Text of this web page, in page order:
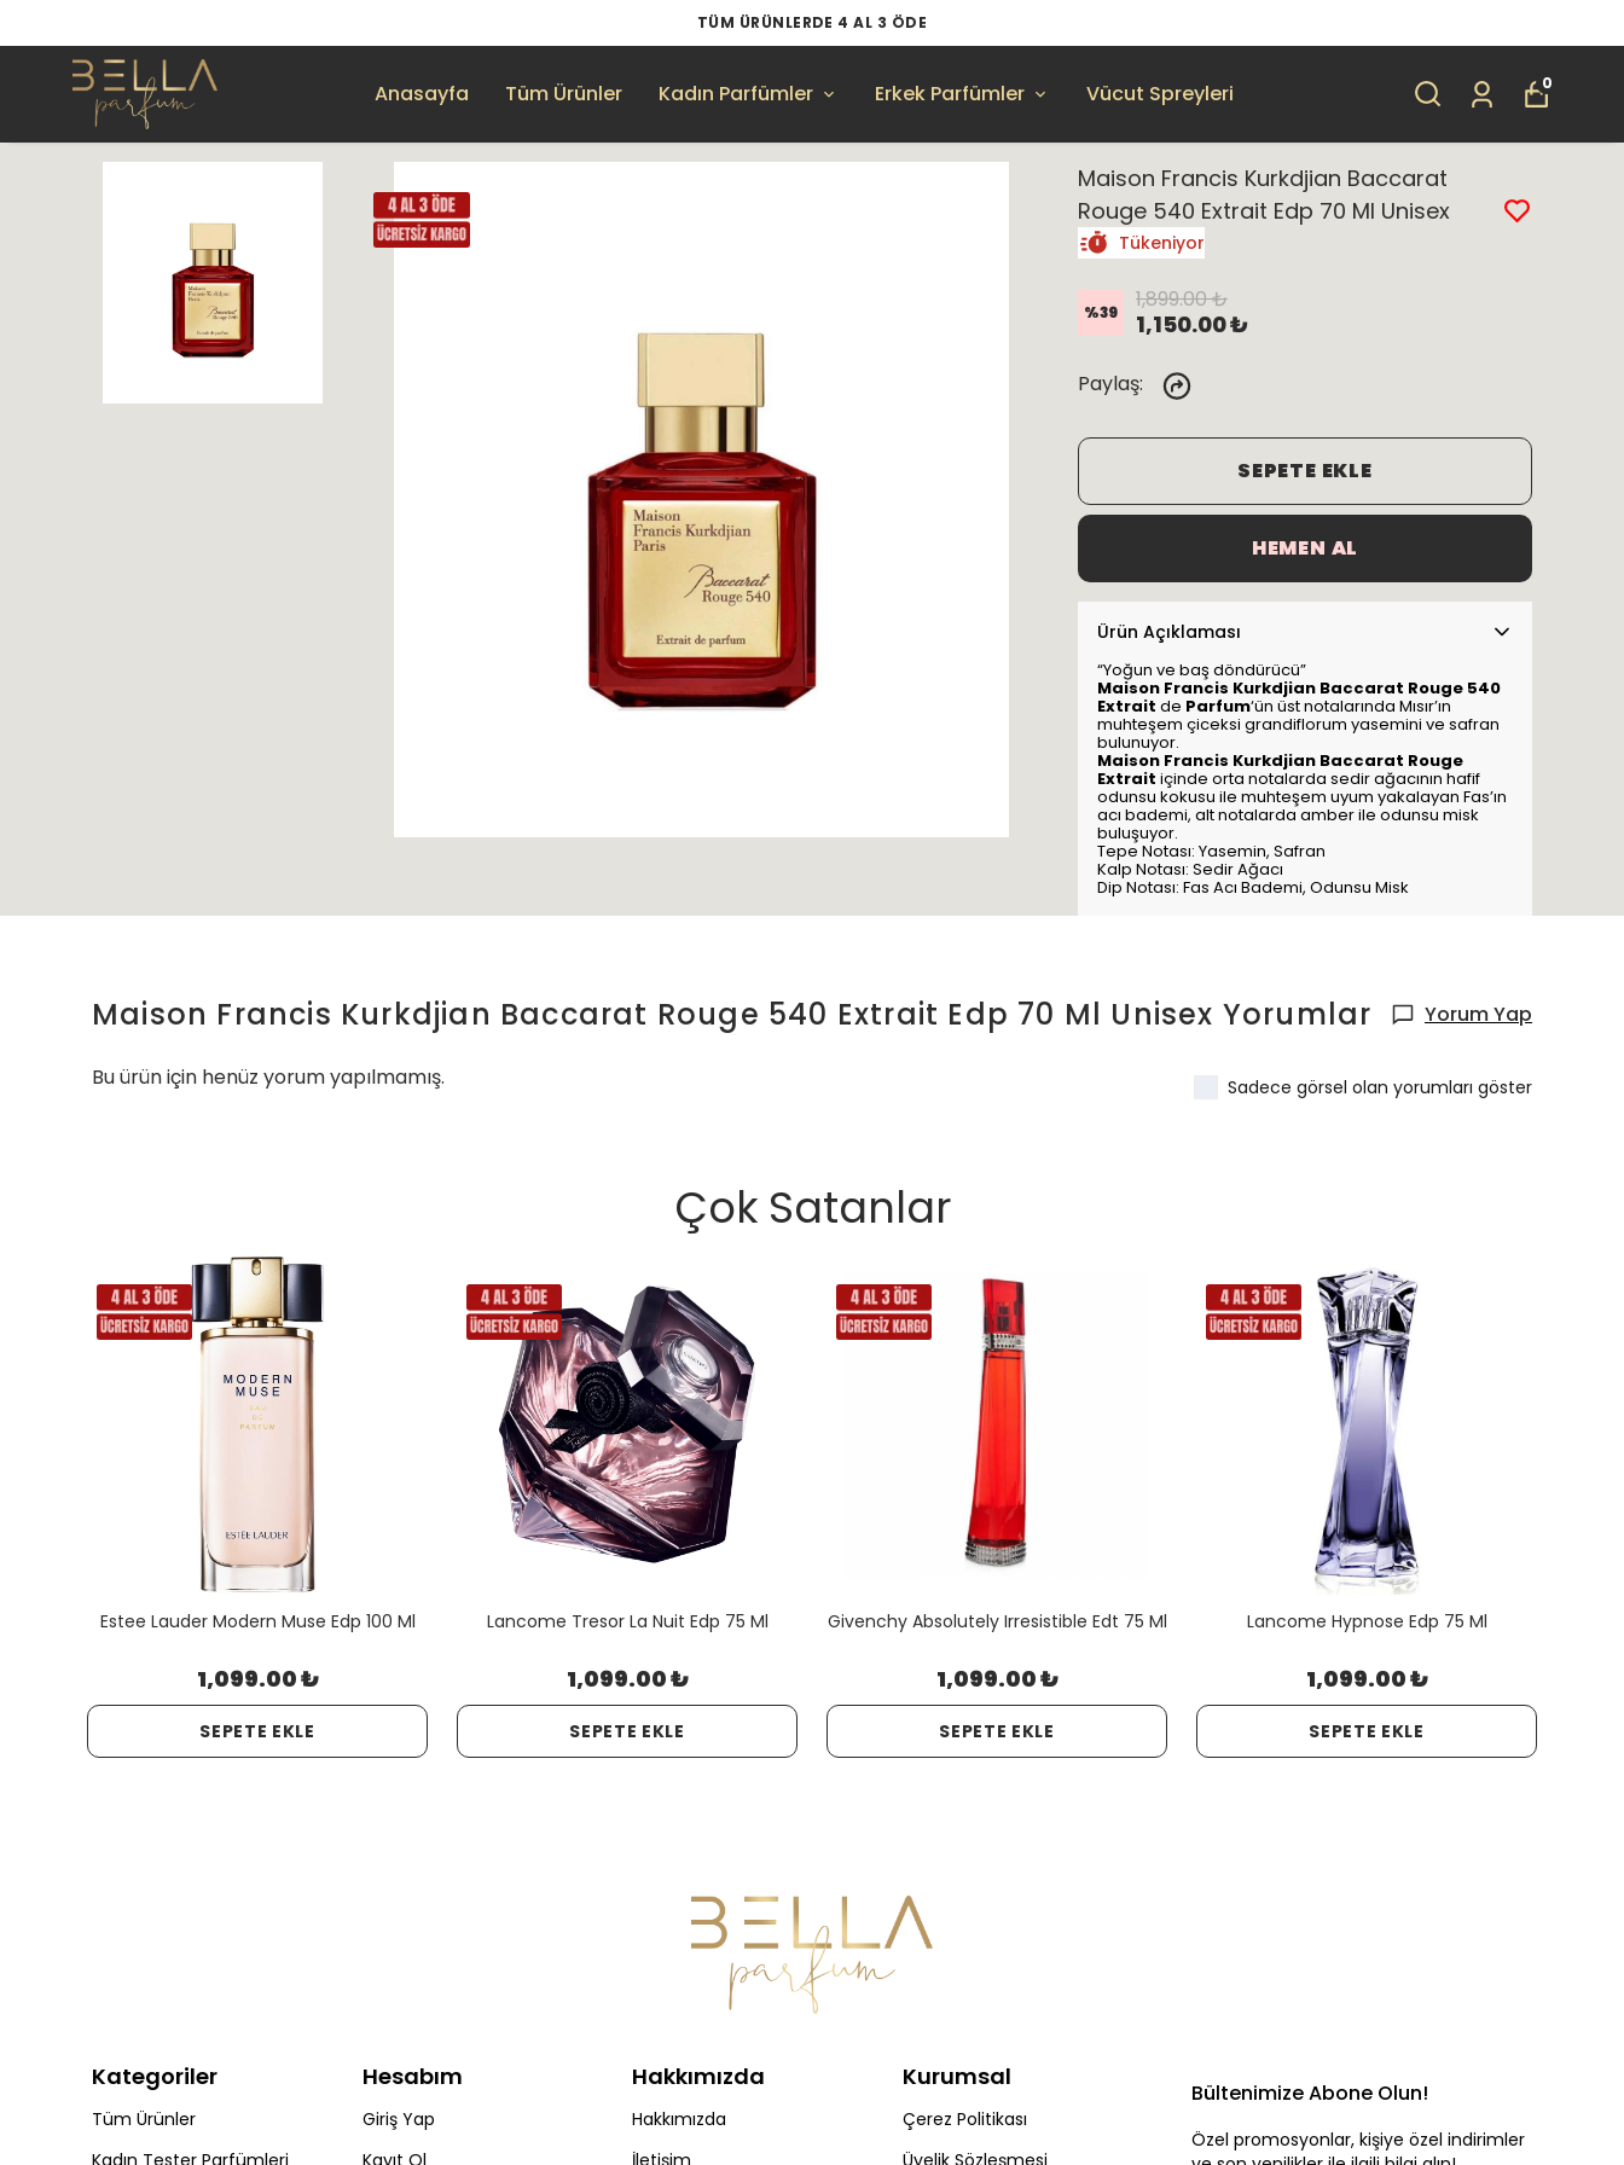
TÜM ÜRÜNLERDE 4 AL 3 ÖDE
Anasayfa Tüm Ürünler Kadın Parfümler Erkek Parfümler Vücut Spreyleri 0
Maison Francis Kurkdjian Baccarat
Rouge 540 Extrait Edp 70 Ml Unisex
Tükeniyor
%39 1,899.00 ₺
1,150.00 ₺
Paylaş:
SEPETE EKLE
HEMEN AL
Ürün Açıklaması
“Yoğun ve baş döndürücü”
Maison Francis Kurkdjian Baccarat Rouge 540
Extrait de Parfum‘ün üst notalarında Mısır’ın
muhteşem çiceksi grandiflorum yasemini ve safran
bulunuyor.
Maison Francis Kurkdjian Baccarat Rouge
Extrait içinde orta notalarda sedir ağacının hafif
odunsu kokusu ile muhteşem uyum yakalayan Fas’ın
acı bademi, alt notalarda amber ile odunsu misk
buluşuyor.
Tepe Notası: Yasemin, Safran
Kalp Notası: Sedir Ağacı
Dip Notası: Fas Acı Bademi, Odunsu Misk
Maison Francis Kurkdjian Baccarat Rouge 540 Extrait Edp 70 Ml Unisex Yorumlar Yorum Yap
Bu ürün için henüz yorum yapılmamış. Sadece görsel olan yorumları göster
Çok Satanlar
Estee Lauder Modern Muse Edp 100 Ml
1,099.00 ₺
SEPETE EKLE
Lancome Tresor La Nuit Edp 75 Ml
1,099.00 ₺
SEPETE EKLE
Givenchy Absolutely Irresistible Edt 75 Ml
1,099.00 ₺
SEPETE EKLE
Lancome Hypnose Edp 75 Ml
1,099.00 ₺
SEPETE EKLE
Kategoriler
Tüm Ürünler
Kadın Tester Parfümleri
Hesabım
Giriş Yap
Kayıt Ol
Hakkımızda
Hakkımızda
İletişim
Kurumsal
Çerez Politikası
Üyelik Sözleşmesi
Bültenimize Abone Olun!
Özel promosyonlar, kişiye özel indirimler